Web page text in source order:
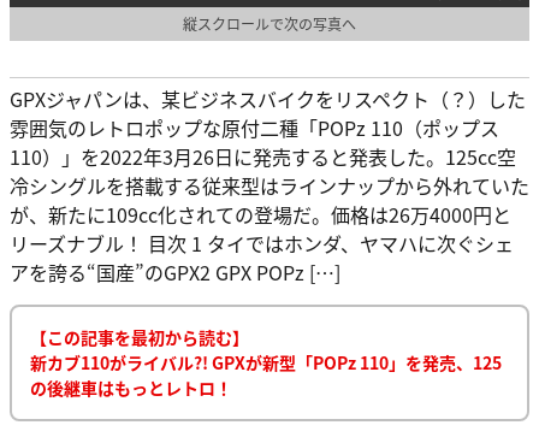
縦スクロールで次の写真へ
GPXジャパンは、某ビジネスバイクをリスペクト（？）した
雰囲気のレトロポップな原付二種「POPz 110（ポップス
110）」を2022年3月26日に発売すると発表した。125cc空
冷シングルを搭載する従来型はラインナップから外れていた
が、新たに109cc化されての登場だ。価格は26万4000円と
リーズナブル！ 目次 1 タイではホンダ、ヤマハに次ぐシェ
アを誇る“国産”のGPX2 GPX POPz […]
【この記事を最初から読む】
新カブ110がライバル?! GPXが新型「POPz 110」を発売、125
の後継車はもっとレトロ！